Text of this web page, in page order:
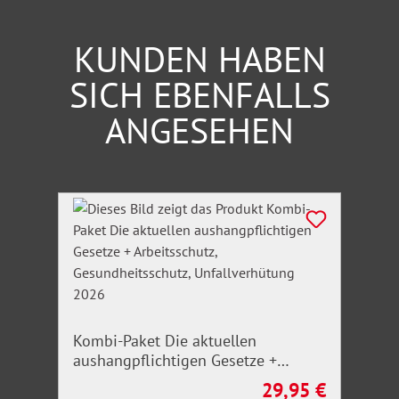
KUNDEN HABEN
SICH EBENFALLS
ANGESEHEN
Produktgalerie überspringen
Kombi-Paket Die aktuellen
aushangpflichtigen Gesetze +
Arbeitsschutz, Gesundheitsschutz,
Regulärer Preis:
29,95 €